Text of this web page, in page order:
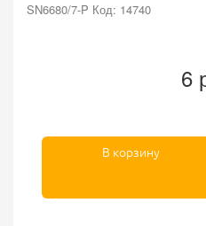
SN6680/7-P Код: 14740
6
В корзину